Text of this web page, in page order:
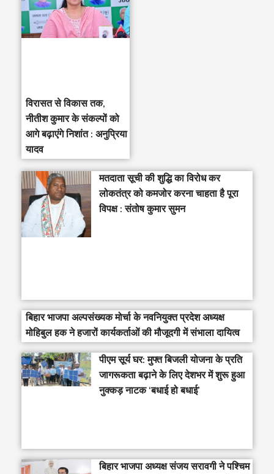
विरासत से विकास तक,
नीतीश कुमार के संकल्पों को
आगे बढ़ाएंगे निशांत : अनुप्रिया
यादव
मतदाता सूची की शुद्धि का विरोध कर
लोकतंत्र को कमजोर करना चाहता है पूरा
विपक्ष : संतोष कुमार सुमन
बिहार भाजपा अल्पसंख्यक मोर्चा के नवनियुक्त प्रदेश अध्यक्ष
मोहिबुल हक ने हजारों कार्यकर्ताओं की मौजूदगी में संभाला दायित्व
पीएम सूर्य घर: मुफ्त बिजली योजना के प्रति
जागरूकता बढ़ाने के लिए देशभर में शुरू हुआ
नुक्कड़ नाटक ‘बधाई हो बधाई’
‎बिहार भाजपा अध्यक्ष संजय सरावगी ने पश्चिम